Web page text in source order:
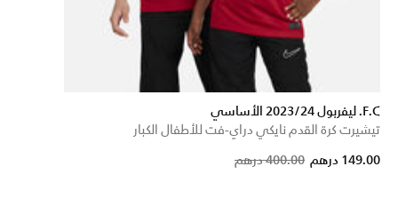
F.C. ليفربول 2023/24 الأساسي
تيشيرت كرة القدم نايكي دراي-فت للأطفال الكبار
Price reduced from
400.00 درهم
to 149.00 درهم